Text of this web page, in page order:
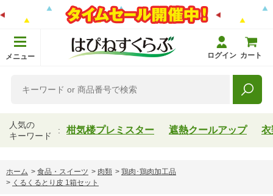
メニュー ログイン カート
人気の
キーワード
柑気楼プレミスター 遮熱クールアップ 衣
ホーム > 食品・スイーツ > 肉類 > 鶏肉･鶏肉加工品
> くるくるとり皮 1箱セット